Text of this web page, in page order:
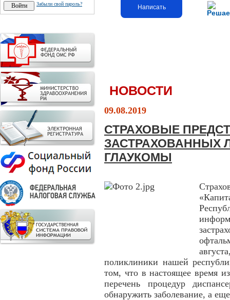
Забыли свой пароль? Написать
НОВОСТИ
09.08.2019
СТРАХОВЫЕ
ЗАСТРАХОВАННЫХ
ГЛАУКОМЫ
поликлиники нашей
том, что в настоящее время
перечень процедур
обнаружить заболевание, а